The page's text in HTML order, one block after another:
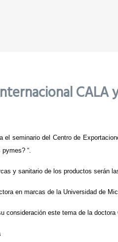
CALA
el seminario del Centro de
“.
y sanitario de los productos serán
en marcas de la Universidad de
consideración este tema de la